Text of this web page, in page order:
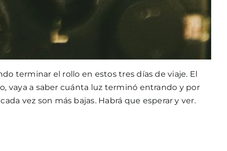
terminar el rollo en estos tres días de viaje. El
vaya a saber cuánta luz terminó entrando y por
vez son más bajas. Habrá que esperar y ver.